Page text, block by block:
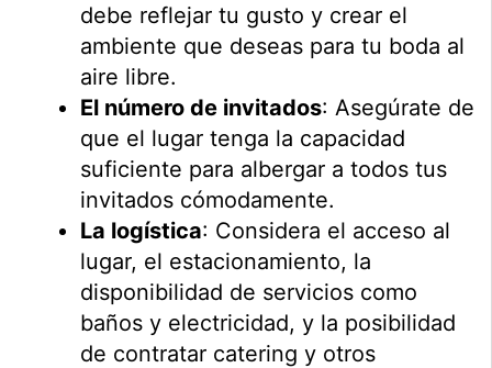
debe reflejar tu gusto y crear el
ambiente que deseas para tu boda al
aire libre.
El número de invitados: Asegúrate de
que el lugar tenga la capacidad
suficiente para albergar a todos tus
invitados cómodamente.
La logística: Considera el acceso al
lugar, el estacionamiento, la
disponibilidad de servicios como
baños y electricidad, y la posibilidad
de contratar catering y otros